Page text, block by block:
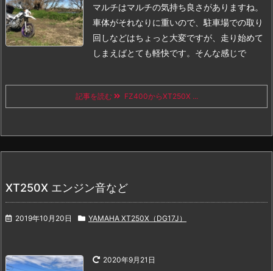
マルチはマルチの気持ち良さがありますね。
車体がそれなりに重いので、駐車場での取り
回しなどはちょっと大変ですが、走り始めて
しまえばとても軽快です。 そんな感じで
記事を読む FZ400からXT250X ...
XT250X エンジン音など
2019年10月20日 YAMAHA XT250X（DG17J）
2020年9月21日